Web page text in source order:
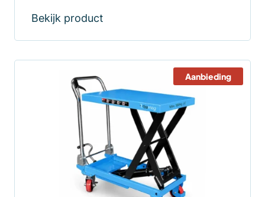
Bekijk product
Aanbieding